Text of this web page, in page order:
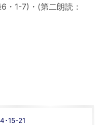
・1-7)・(第二朗読：
･15-21